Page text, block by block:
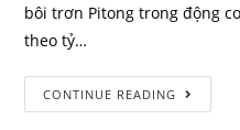
bôi trơn Pitong trong động
theo tỷ…
CONTINUE READING